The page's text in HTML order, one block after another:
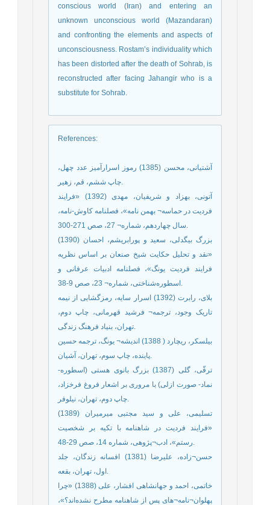
conscious world (Iran) and entering an
unknown unconscious world (Mazandaran)
and confronting the elements and aspects of
unconsciousness. Rostam’s individuality which
has been distorted after the death of Sohrab, is
reconstructed after facing Jahangir who is a
substitute for Sohrab.
References:
آشتیانی، محسن (1385) رموز اسرارآمیز عدد چهل،
چاپ ششم، قم، زهیر.
آتونی، بهزاد و شریفیان، مهدی (1392) «فرایند
فردیت در حماسه¬ بهمن نامه»، فصلنامه کاوش-نامه،
سال چهاردهم، شماره¬ 27، صص 271-300.
بزرگ بیگدلی، سعید و پورابریشم، احسان (1390)
«نقد و تحلیل حکایت شیخ صنعان بر اساس نظریه
فرایند فردیت یونگ»، فصلنامه ادبیات عرفانی و
اسطوره‌شناختی، شماره¬ 23، صص 9-38.
بلای، رابرت (1392) اسرار سایه، رمزگشایی از نیمه
تاریک وجود، ترجمه¬ فرشید قهرمانی، چاپ دوم،
تهران، بنیاد فرهنگ زندگی.
بیلسکر، ریچارد ( 1388) اندیشه¬ یونگ، ترجمه حسین
پاینده، چاپ سوم، تهران، آشیان.
ترقّی، گلی (1387) بزرگ بانوی هستی (اسطوره-
نماد- صورت ازلی) با مروری بر اشعار فروغ فرخزاد،
چاپ دوم، تهران، نیلوفر.
تسلیمی، علی و سید مجتبی میرمیران (1389)
«فرایند فردیت در شاهنامه با تکیه بر شخصیت
رستم»، ادب¬پژوهی، شماره 14، صص 29-48.
حسن¬زاده، علیرضا (1381) افسانه زندگان، جلد
اول، تهران، بقعه.
خاتمی، احمد و جهانشاهی افشار، علی (1388) «چرا
پهلوان¬نامه¬های پس از شاهنامه مطرح نشده‌اند؟»،